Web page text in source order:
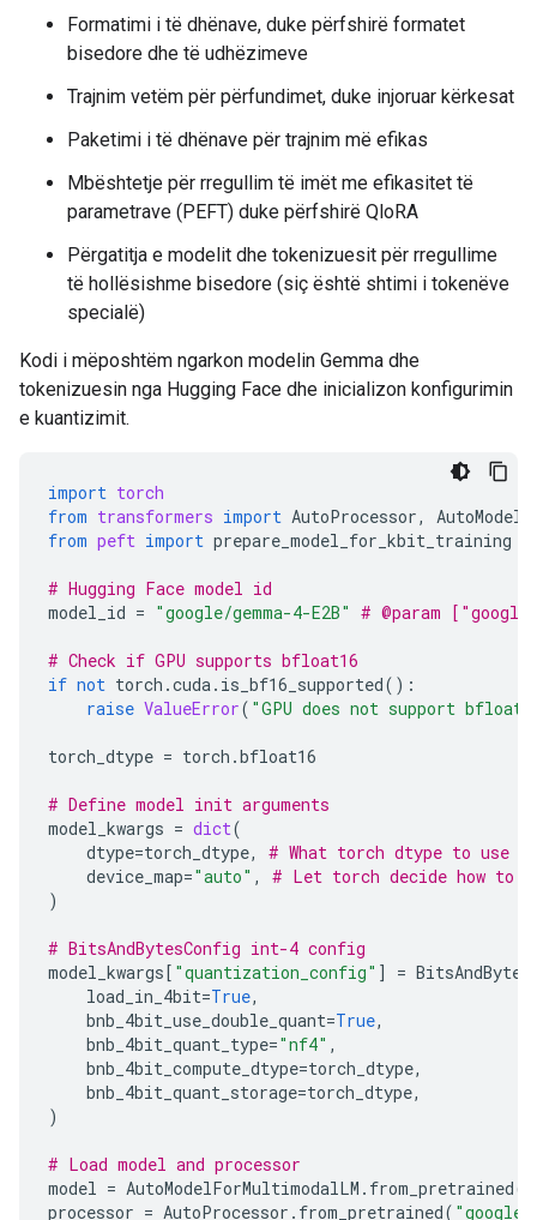
Formatimi i të dhënave, duke përfshirë formatet
bisedore dhe të udhëzimeve
Trajnim vetëm për përfundimet, duke injoruar kërkesat
Paketimi i të dhënave për trajnim më efikas
Mbështetje për rregullim të imët me efikasitet të
parametrave (PEFT) duke përfshirë QloRA
Përgatitja e modelit dhe tokenizuesit për rregullime
të hollësishme bisedore (siç është shtimi i tokenëve
specialë)
Kodi i mëposhtëm ngarkon modelin Gemma dhe
tokenizuesin nga Hugging Face dhe inicializon konfigurimin
e kuantizimit.
import torch
from transformers import AutoProcessor,
from peft import prepare_model_for_kbit_training
# Hugging Face model id
model_id = "google/gemma-4-E2B" # @param
# Check if GPU supports bfloat16
if not torch .cuda. is_bf16_supported():
raise ValueError( "GPU does not support
torch_dtype = torch .bfloat16
# Define model init arguments
model_kwargs = dict(
dtype=torch_dtype,
# What torch dtype to use
device_map="auto" ,
# Let torch decide how to
)
# BitsAndBytesConfig int-4 config
model_kwargs[ "quantization_config" ] =
load_in_4bit=True,
bnb_4bit_use_double_quant=True,
bnb_4bit_quant_type="nf4" ,
bnb_4bit_compute_dtype=torch_dtype,
bnb_4bit_quant_storage=torch_dtype,
)
# Load model and processor
model = AutoModelForMultimodalLM . from_pretrained(
processor = AutoProcessor . from_pretrained( "google/